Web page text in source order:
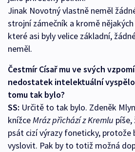
Jinak Novotný vlastně neměl
strojní zámečník a kromě
které asi byly velice základní,
neměl.
Čestmír Císař mu ve svých
nedostatek intelektuální
tomu tak bylo?
SS: Určitě to tak bylo. Zdeněk
knížceMráz přichází z Kremlu
psát cizí výrazy foneticky, protože
vyslovit. Pak by to totiž možná